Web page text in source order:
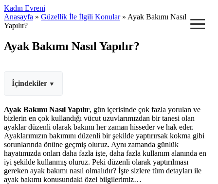
Kadın Evreni ≡
Anasayfa » Güzellik İle İlgili Konular» Ayak Bakımı Nasıl
Yapılır?
Ayak Bakımı Nasıl Yapılır?
İçindekiler
Ayak Bakımı Nasıl Yapılır, gün içerisinde çok fazla yorulan ve
bizlerin en çok kullandığı vücut uzuvlarımızdan bir tanesi olan
ayaklar düzenli olarak bakımı her zaman hisseder ve hak eder.
Ayaklarımızın bakımını düzenli bir şekilde yaptırırsak kokma gibi
sorunlarında önüne geçmiş oluruz. Aynı zamanda günlük
hayatımızda onları daha fazla işte, daha fazla kullanım alanında en
iyi şekilde kullanmış oluruz. Peki düzenli olarak yaptırılması
gereken ayak bakımı nasıl olmalıdır? İşte sizlere tüm detayları ile
ayak bakımı konusundaki özel bilgilerimiz…